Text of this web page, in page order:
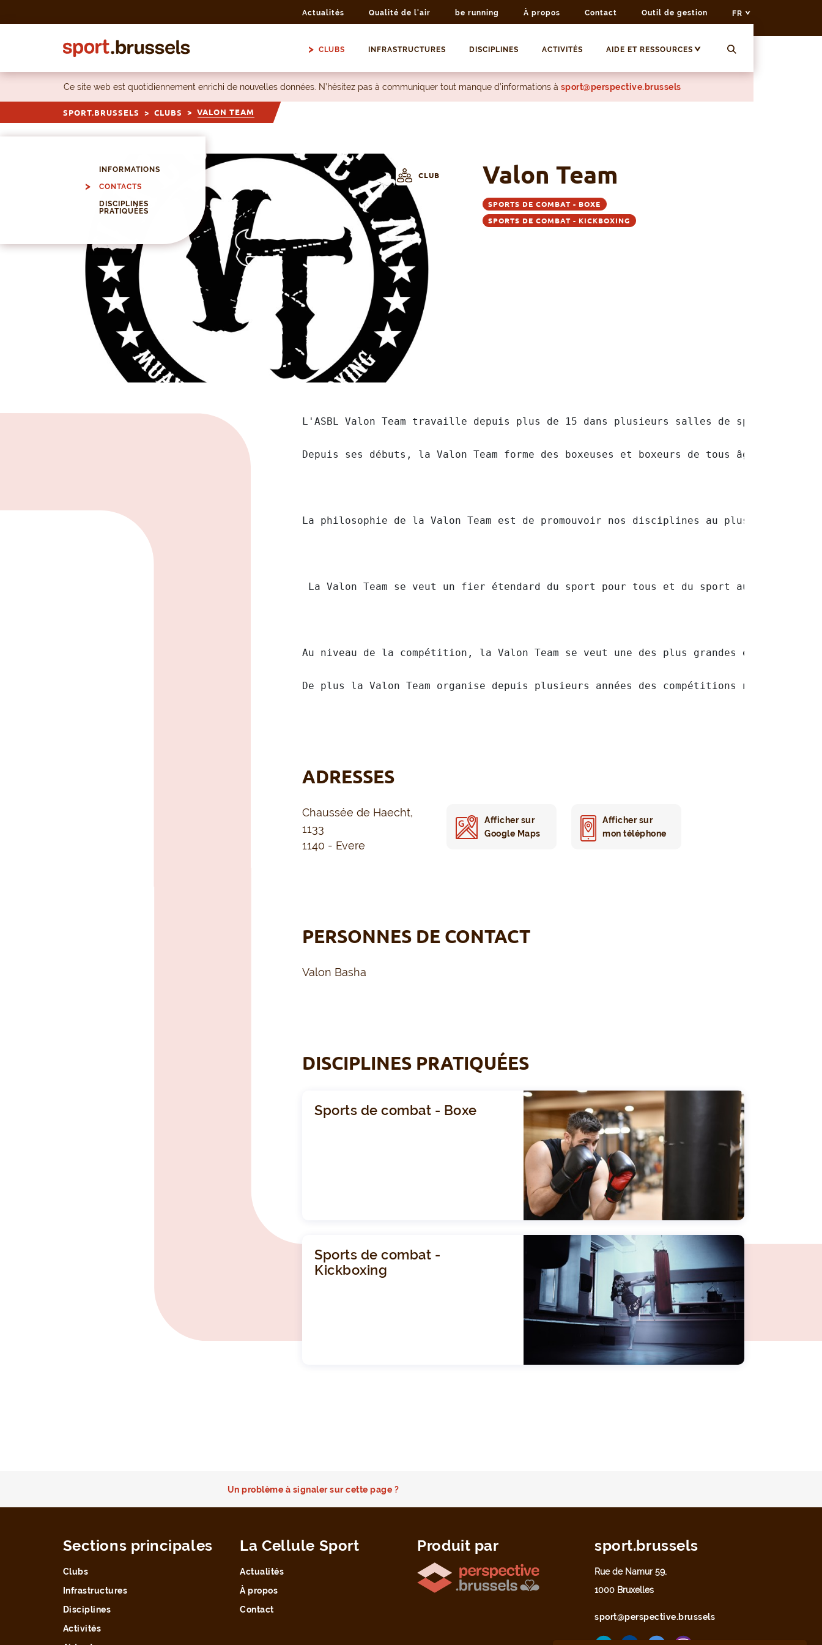
Actualités Qualité de l'air be running À propos Contact Outil de gestion FR
CLUBS INFRASTRUCTURES DISCIPLINES ACTIVITÉS AIDE ET RESSOURCES
Ce site web est quotidiennement enrichi de nouvelles données. N’hésitez pas à communiquer tout manque d’informations à sport@perspective.brussels
SPORT.BRUSSELS CLUBS VALON TEAM
INFORMATIONS
CONTACTS
DISCIPLINES
PRATIQUÉES
CLUB Valon Team
SPORTS DE COMBAT - BOXE
SPORTS DE COMBAT - KICKBOXING
L'ASBL Valon Team travaille depuis plus de 15 dans plusieurs salles de sport de
Depuis ses débuts, la Valon Team forme des boxeuses et boxeurs de tous âges,
La philosophie de la Valon Team est de promouvoir nos disciplines au plus grand
La Valon Team se veut un fier étendard du sport pour tous et du sport au féminin.
Au niveau de la compétition, la Valon Team se veut une des plus grandes équipes
De plus la Valon Team organise depuis plusieurs années des compétitions
ADRESSES
Chaussée de Haecht,
1133
1140 - Evere
Afficher sur
Google Maps
Afficher sur
mon téléphone
PERSONNES DE CONTACT
Valon Basha
DISCIPLINES PRATIQUÉES
Sports de combat - Boxe
Sports de combat -
Kickboxing
Un problème à signaler sur cette page ?
Sections principales
Clubs
Infrastructures
Disciplines
Activités
La Cellule Sport
Actualités
À propos
Contact
Produit par sport.brussels
Rue de Namur 59,
1000 Bruxelles
sport@perspective.brussels